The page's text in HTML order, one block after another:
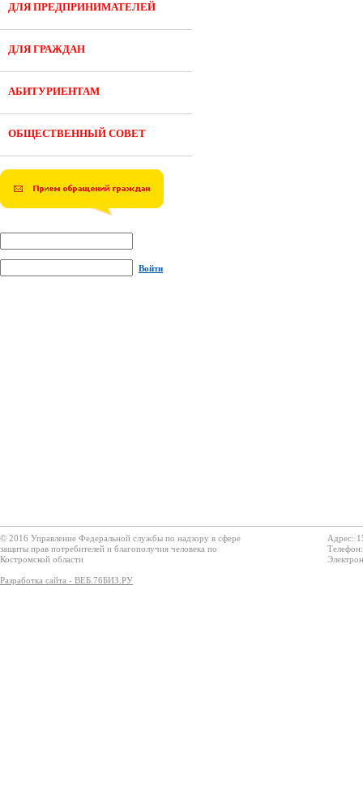
ДЛЯ ПРЕДПРИНИМАТЕЛЕЙ
ДЛЯ ГРАЖДАН
АБИТУРИЕНТАМ
ОБЩЕСТВЕННЫЙ СОВЕТ
Войти
© 2016 Управление Федеральной службы по надзору в сфере
защиты прав потребителей и благополучия человека по
Костромской области
Разработка сайта - ВЕБ.76БИЗ.РУ
Адрес: